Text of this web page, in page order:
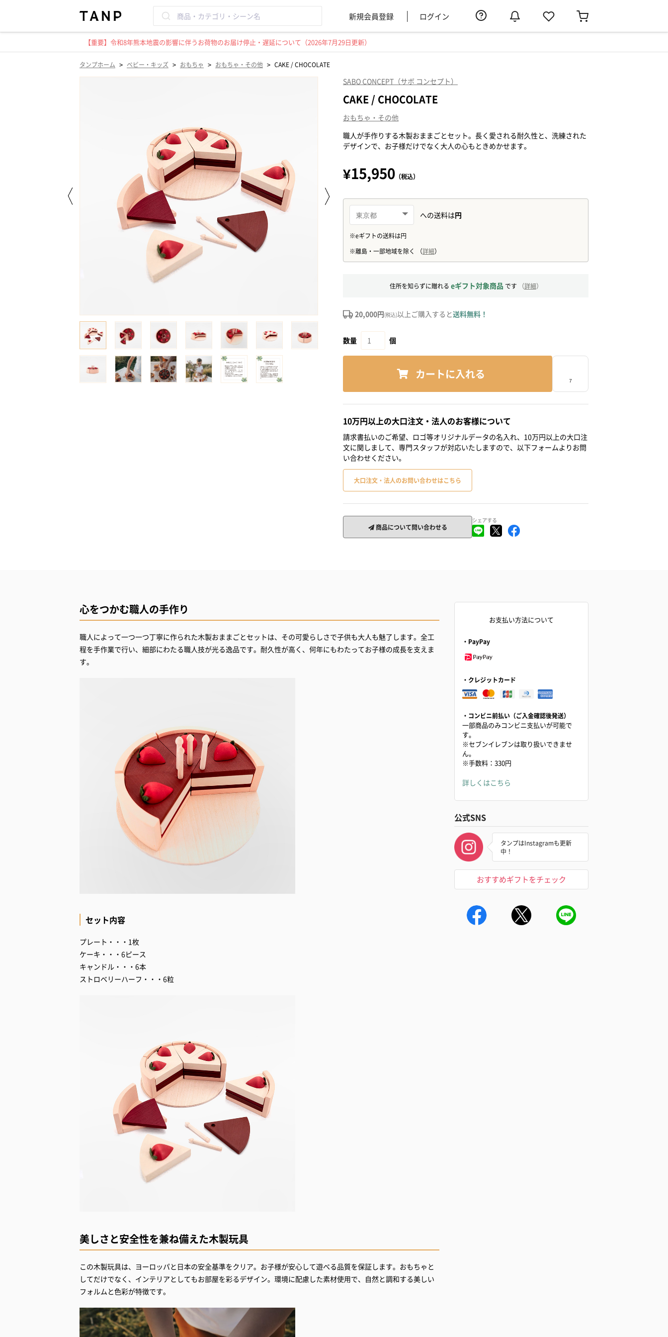
新規会員登録 ログイン
【重要】令和8年熊本地震の影響に伴うお荷物のお届け停止・遅延について（2026年7月29日更新）
タンプホーム > ベビー・キッズ > おもちゃ > おもちゃ・その他 > CAKE / CHOCOLATE
SABO CONCEPT（サボ コンセプト）
CAKE / CHOCOLATE
おもちゃ・その他
職人が手作りする木製おままごとセット。長く愛される耐久性と、洗練された
デザインで、お子様だけでなく大人の心もときめかせます。
¥15,950 （税込）
住所を知らずに贈れる eギフト対象商品 です （詳細）
20,000円(税込)以上ご購入すると送料無料！
数量 個
カートに入れる
10万円以上の大口注文・法人のお客様について
請求書払いのご希望、ロゴ等オリジナルデータの名入れ、10万円以上の大口注
文に関しまして、専門スタッフが対応いたしますので、以下フォームよりお問
い合わせください。
大口注文・法人のお問い合わせはこちら
商品について問い合わせる
シェアする
心をつかむ職人の手作り
職人によって一つ一つ丁寧に作られた木製おままごとセットは、その可愛らしさで子供も大人も魅了します。全工
程を手作業で行い、細部にわたる職人技が光る逸品です。耐久性が高く、何年にもわたってお子様の成長を支えま
す。
セット内容
プレート・・・1枚
ケーキ・・・6ピース
キャンドル・・・6本
ストロベリーハーフ・・・6粒
美しさと安全性を兼ね備えた木製玩具
この木製玩具は、ヨーロッパと日本の安全基準をクリア。お子様が安心して遊べる品質を保証します。おもちゃと
してだけでなく、インテリアとしてもお部屋を彩るデザイン。環境に配慮した素材使用で、自然と調和する美しい
フォルムと色彩が特徴です。
お支払い方法について
・PayPay
・クレジットカード
・コンビニ前払い（ご入金確認後発送）
一部商品のみコンビニ支払いが可能で
す。
※セブンイレブンは取り扱いできませ
ん。
※手数料：330円
詳しくはこちら
公式SNS
タンプはInstagramも更新
中！
おすすめギフトをチェック